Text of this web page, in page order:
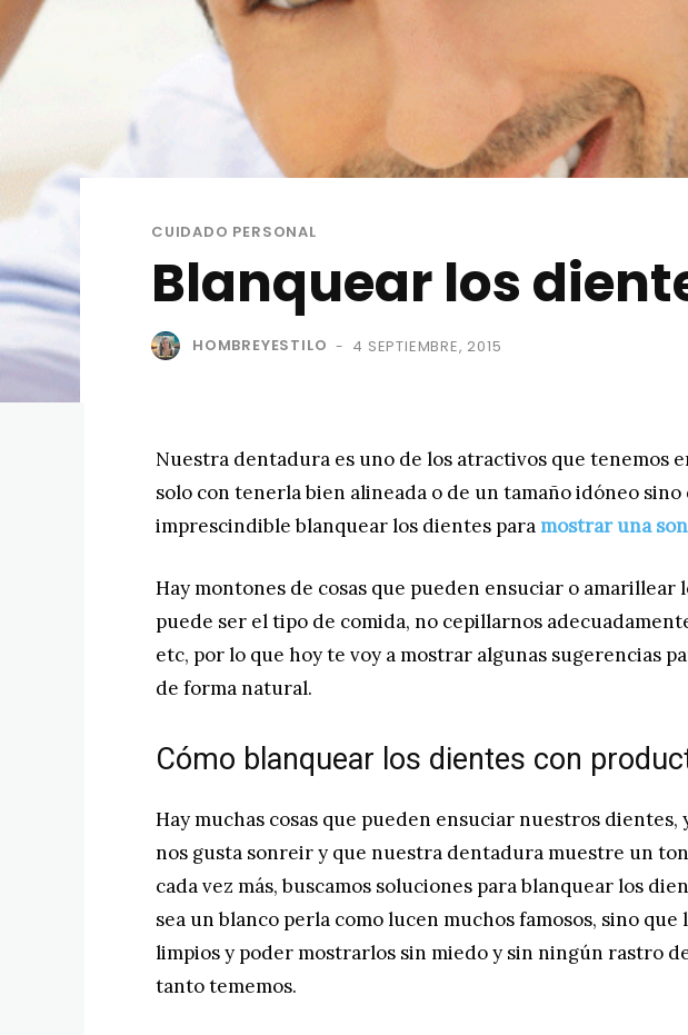
CUIDADO PERSONAL
Blanquear los
HOMBREYESTILO - 4 SEPTIEMBRE, 2015
Nuestra dentadura es uno de los atractivos que tenemos
solo con tenerla bien alineada o de un tamaño idóneo
imprescindible blanquear los dientes para mostrar una
Hay montones de cosas que pueden ensuciar o amarillear
puede ser el tipo de comida, no cepillarnos
etc, por lo que hoy te voy a mostrar algunas sugerencias
de forma natural.
Cómo blanquear los dientes con
Hay muchas cosas que pueden ensuciar nuestros dientes,
nos gusta sonreir y que nuestra dentadura muestre un
cada vez más, buscamos soluciones para blanquear los
sea un blanco perla como lucen muchos famosos, sino que
limpios y poder mostrarlos sin miedo y sin ningún rastro
tanto tememos.